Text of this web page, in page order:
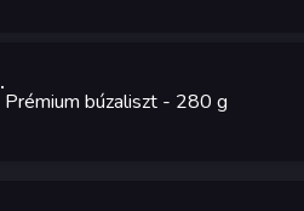
.
Prémium búzaliszt - 280 g